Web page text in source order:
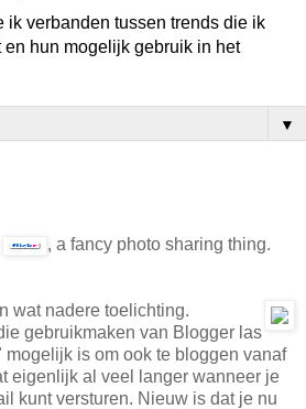
ik verbanden tussen trends die ik
hun mogelijk gebruik in het
▼
, a fancy photo sharing thing.
wat nadere toelichting.
gebruikmaken van Blogger las
is om ook te bloggen vanaf
eigenlijk al veel langer wanneer je
kunt versturen. Nieuw is dat je nu